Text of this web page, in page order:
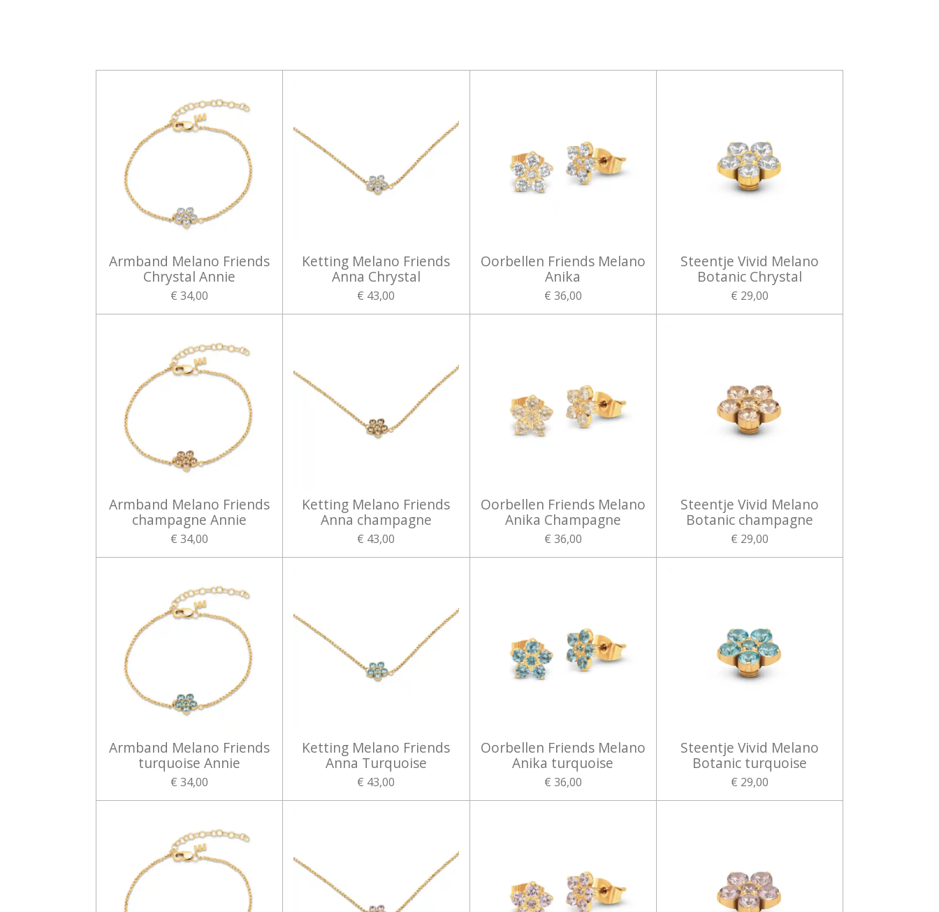
Armband Melano Friends
Chrystal Annie
€ 34,00
Ketting Melano Friends
Anna Chrystal
€ 43,00
Oorbellen Friends Melano
Anika
€ 36,00
Steentje Vivid Melano
Botanic Chrystal
€ 29,00
Armband Melano Friends
champagne Annie
€ 34,00
Ketting Melano Friends
Anna champagne
€ 43,00
Oorbellen Friends Melano
Anika Champagne
€ 36,00
Steentje Vivid Melano
Botanic champagne
€ 29,00
Armband Melano Friends
turquoise Annie
€ 34,00
Ketting Melano Friends
Anna Turquoise
€ 43,00
Oorbellen Friends Melano
Anika turquoise
€ 36,00
Steentje Vivid Melano
Botanic turquoise
€ 29,00